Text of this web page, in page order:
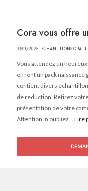
Cora vous offre
09/01/2025 · ÉCHANTILLONS
Vous attendez un
offrent un pack
contient divers
de réduction. Retirez
présentation de votre
Attention, n’oubliez... Lire